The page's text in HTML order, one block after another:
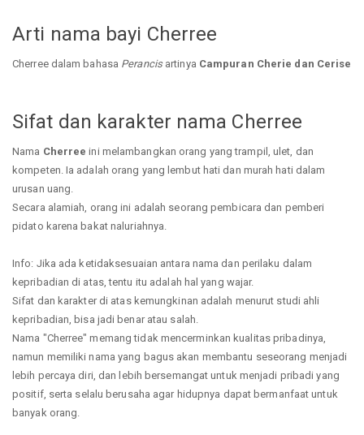
Arti nama bayi Cherree
Cherree dalam bahasa Perancisartinya Campuran Cherie dan Cerise
Sifat dan karakter nama Cherree
Nama Cherree ini melambangkan orang yang trampil, ulet, dan
kompeten. Ia adalah orang yang lembut hati dan murah hati dalam
urusan uang.
Secara alamiah, orang ini adalah seorang pembicara dan pemberi
pidato karena bakat naluriahnya.
Info: Jika ada ketidaksesuaian antara nama dan perilaku dalam
kepribadian di atas, tentu itu adalah hal yang wajar.
Sifat dan karakter di atas kemungkinan adalah menurut studi ahli
kepribadian, bisa jadi benar atau salah.
Nama "Cherree" memang tidak mencerminkan kualitas pribadinya,
namun memiliki nama yang bagus akan membantu seseorang menjadi
lebih percaya diri, dan lebih bersemangat untuk menjadi pribadi yang
positif, serta selalu berusaha agar hidupnya dapat bermanfaat untuk
banyak orang.